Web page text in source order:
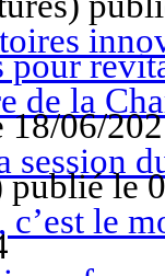
pour
de la
18/06/
session
publié le
c’est le